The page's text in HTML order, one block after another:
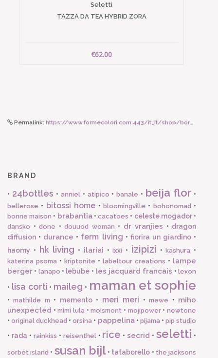
Seletti
TAZZA DA TEA HYBRID ZORA
€62.00
Permalink: https://www.formecolori.com:443/it_it/shop/borse_e_zaini/borse/the_jacksons_borsa_pomodori_stripes/6792
BRAND
• 24bottles • anniel• atipico •banale • beija flor •
bellerose • bitossi home • bloomingville • bohonomad •
bonne maison • brabantia•cacatoes • celeste mogador•
dansko • done • douuod woman • dr vranjies • dragon
diffusion • durance • ferm living • fiorira un giardino•
haomy • hk living • ilariai •ixxi • izipizi •kashura •
katerina psoma • kriptonite • labeltour creations • lampe
berger • lanapo • lebube • les jacquard francais •lexon
• lisa corti • maileg • maman et sophie
•mathilde m • memento• meri meri •mewe • miho
unexpected •mimi lula •moismont • mojipower•newtone
•original duckhead •orsina • pappelina• pijama • pip studio
• rada • rainkiss • reisenthel• rice •secrid •seletti •
sorbet island • susan bijl• tataborello • the jacksons